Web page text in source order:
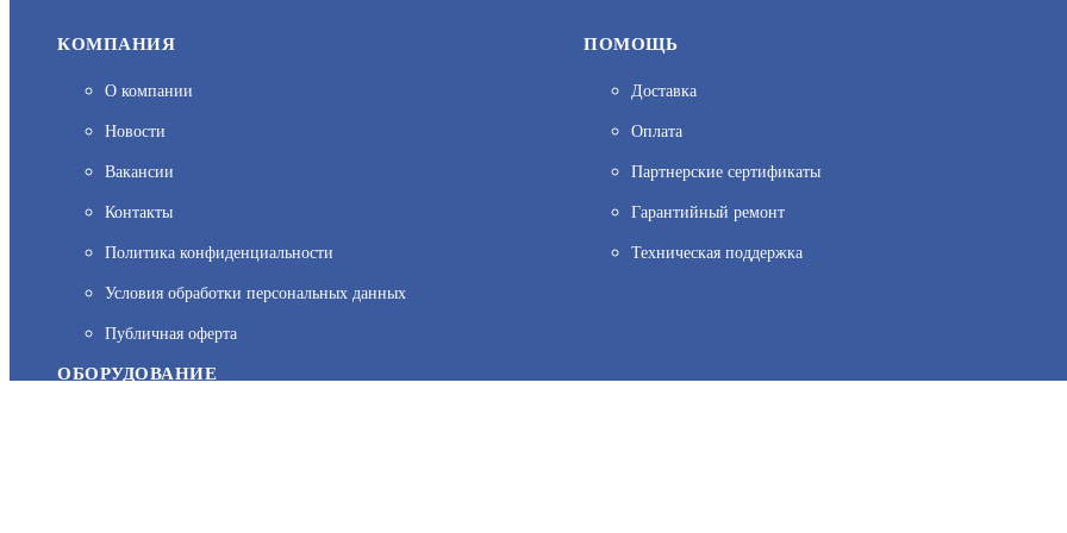
На нашем сайте используются cookie–файлы, в том числе сервисов веб–аналитики. Используя сайт, вы соглашаетесь на обработку
КОМПАНИЯ
О компании
Новости
Вакансии
Контакты
Политика конфиденциальности
Условия обработки персональных данных
Публичная оферта
ПОМОЩЬ
Доставка
Оплата
Партнерские сертификаты
Гарантийный ремонт
Техническая поддержка
ОБОРУДОВАНИЕ